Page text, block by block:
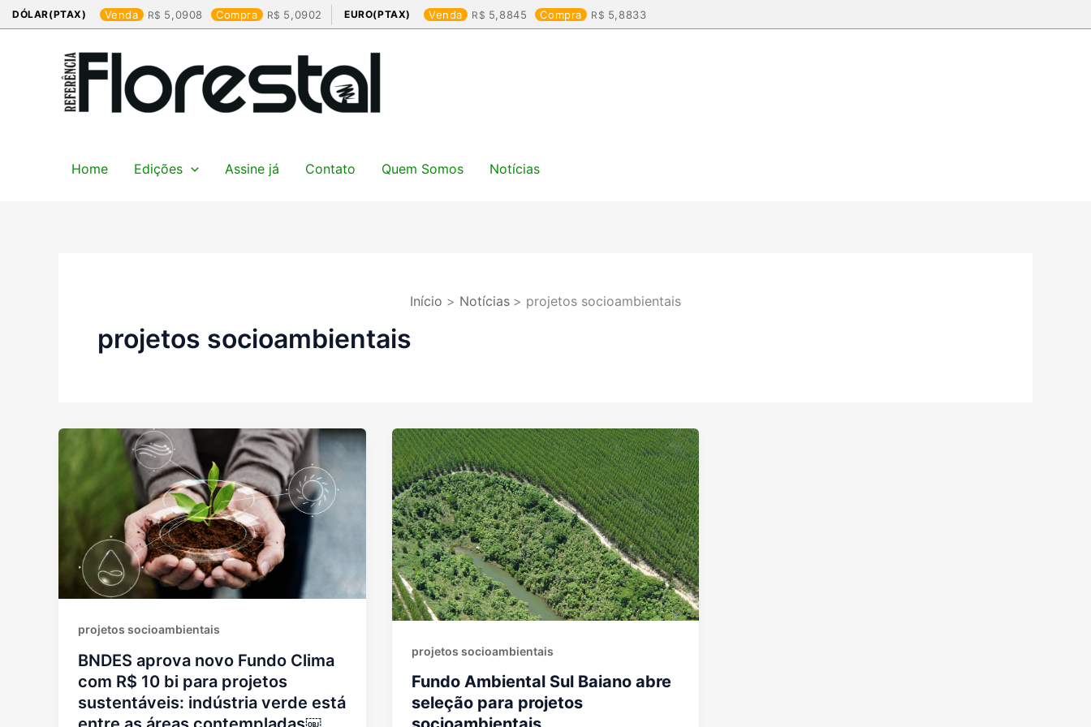
DÓLAR(PTAX) Venda 5,0908 Compra 5,0902 EURO(PTAX) Venda 5,8845 Compra 5,8833
para
Home Edições Assine já Contato Quem Somos Notícias
Início Notícias projetos socioambientais
projetos socioambientais
projetos socioambientais
BNDES aprova novo Fundo Clima
com R$ 10 bi para projetos
sustentáveis: indústria verde está
projetos socioambientais
Fundo Ambiental Sul Baiano abre
seleção para projetos